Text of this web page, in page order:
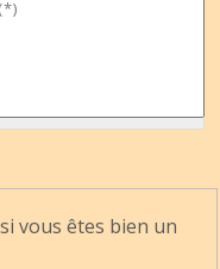
vous êtes bien un